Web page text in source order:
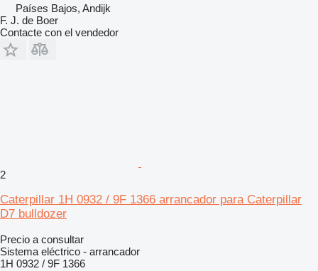
Países Bajos, Andijk
F. J. de Boer
Contacte con el vendedor
2
Caterpillar 1H 0932 / 9F 1366 arrancador para Caterpillar
D7 bulldozer
Precio a consultar
Sistema eléctrico - arrancador
1H 0932 / 9F 1366